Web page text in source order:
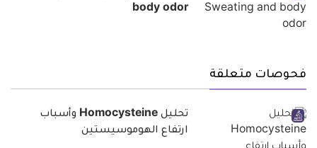
body odor
فحوصات متعلقة
تحليل Homocysteine وأسباب
ارتفاع الهوموسيستين